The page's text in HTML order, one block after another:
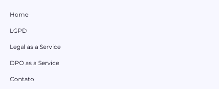
Home
LGPD
Legal as a Service
DPO as a Service
Contato